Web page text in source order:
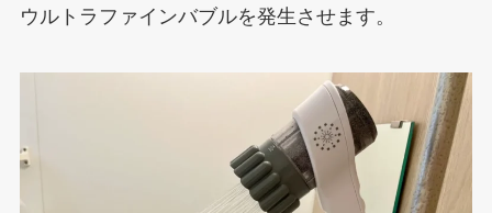
ウルトラファインバブルを発生させます。